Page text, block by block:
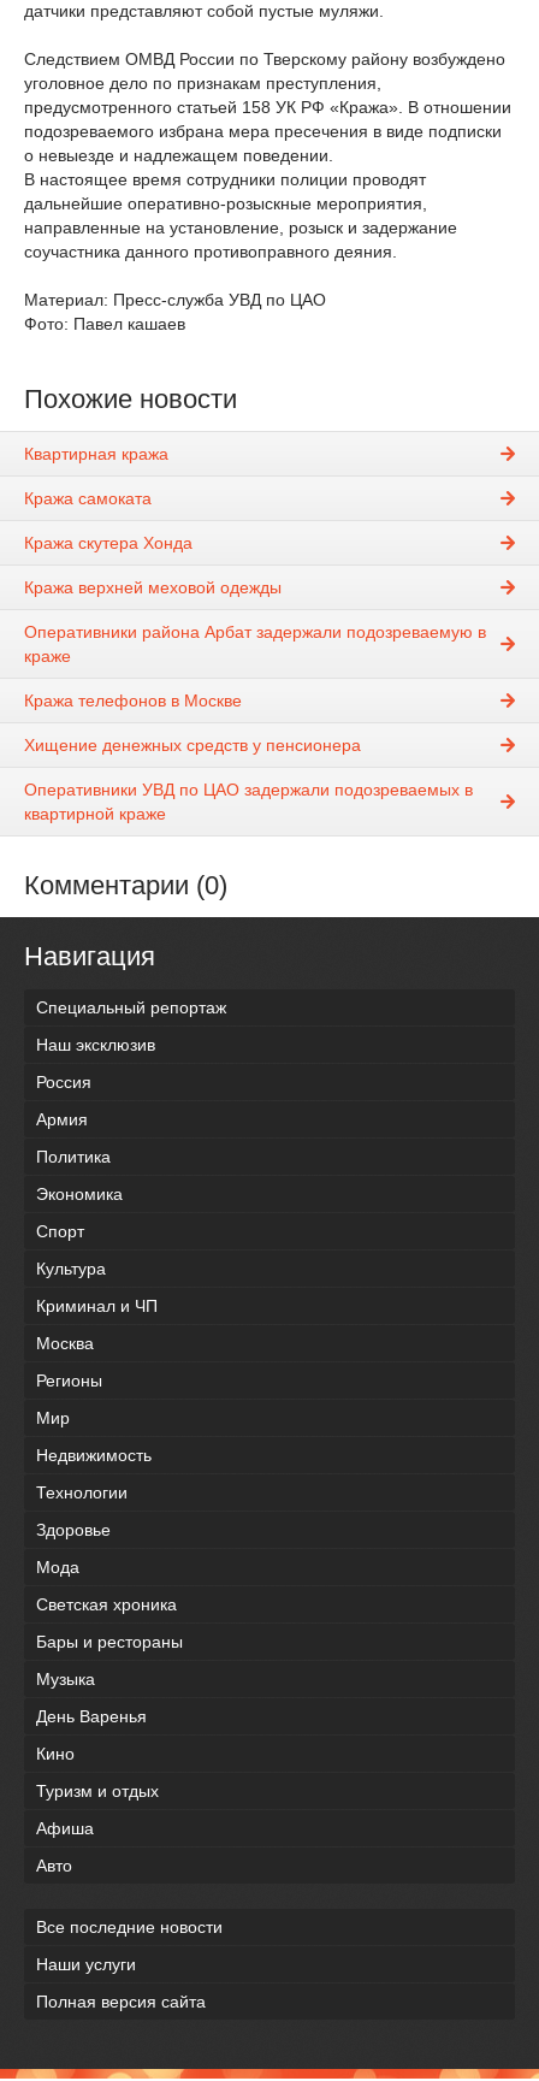
датчики представляют собой пустые муляжи.
Следствием ОМВД России по Тверскому району возбуждено
уголовное дело по признакам преступления,
предусмотренного статьей 158 УК РФ «Кража». В отношении
подозреваемого избрана мера пресечения в виде подписки
о невыезде и надлежащем поведении.
В настоящее время сотрудники полиции проводят
дальнейшие оперативно-розыскные мероприятия,
направленные на установление, розыск и задержание
соучастника данного противоправного деяния.
Материал: Пресс-служба УВД по ЦАО
Фото: Павел кашаев
Похожие новости
Квартирная кража
Кража самоката
Кража скутера Хонда
Кража верхней меховой одежды
Оперативники района Арбат задержали подозреваемую в
краже
Кража телефонов в Москве
Хищение денежных средств у пенсионера
Оперативники УВД по ЦАО задержали подозреваемых в
квартирной краже
Комментарии (0)
Навигация
Специальный репортаж
Наш эксклюзив
Россия
Армия
Политика
Экономика
Спорт
Культура
Криминал и ЧП
Москва
Регионы
Мир
Недвижимость
Технологии
Здоровье
Мода
Светская хроника
Бары и рестораны
Музыка
День Варенья
Кино
Туризм и отдых
Афиша
Авто
Все последние новости
Наши услуги
Полная версия сайта